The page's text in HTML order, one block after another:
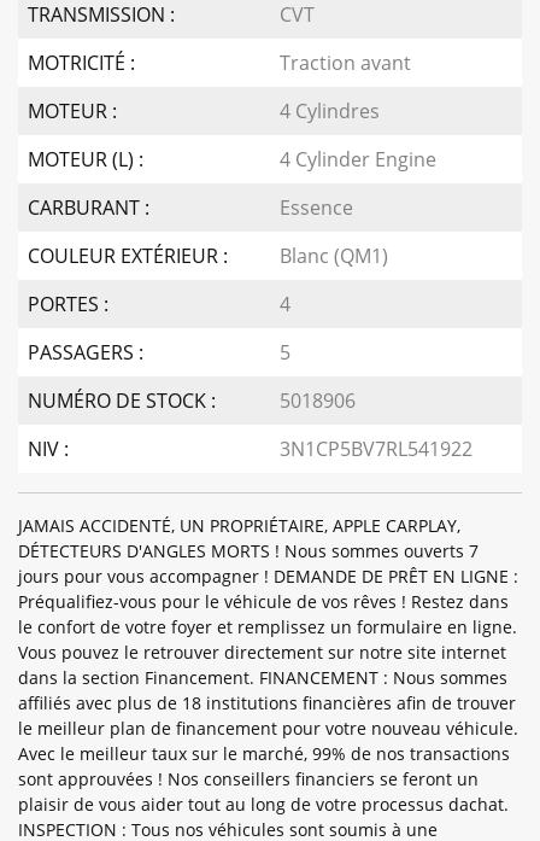
TRANSMISSION :
CVT
MOTRICITÉ :
Traction avant
MOTEUR :
4 Cylindres
MOTEUR (L) :
4 Cylinder Engine
CARBURANT :
Essence
COULEUR EXTÉRIEUR :
Blanc (QM1)
PORTES :
4
PASSAGERS :
5
NUMÉRO DE STOCK :
5018906
NIV :
3N1CP5BV7RL541922
JAMAIS ACCIDENTÉ, UN PROPRIÉTAIRE, APPLE CARPLAY,
DÉTECTEURS D'ANGLES MORTS ! Nous sommes ouverts 7
jours pour vous accompagner ! DEMANDE DE PRÊT EN LIGNE :
Préqualifiez-vous pour le véhicule de vos rêves ! Restez dans
le confort de votre foyer et remplissez un formulaire en ligne.
Vous pouvez le retrouver directement sur notre site internet
dans la section Financement. FINANCEMENT : Nous sommes
affiliés avec plus de 18 institutions financières afin de trouver
le meilleur plan de financement pour votre nouveau véhicule.
Avec le meilleur taux sur le marché, 99% de nos transactions
sont approuvées ! Nos conseillers financiers se feront un
plaisir de vous aider tout au long de votre processus dachat.
INSPECTION : Tous nos véhicules sont soumis à une